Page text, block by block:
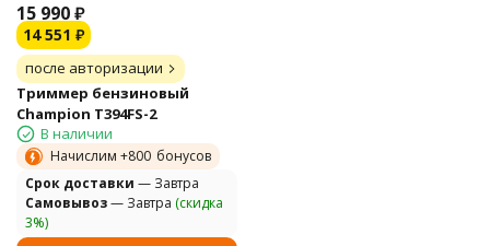
15 990₽
14 551 ₽
после авторизации
Триммер бензиновый
Champion T394FS-2
В наличии
Начислим +800 бонусов
Cрок доставки — Завтра
Самовывоз— Завтра (скидка
3%)